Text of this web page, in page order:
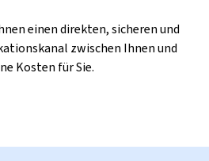
einen direkten, sicheren und
zwischen Ihnen und
Kosten für Sie.